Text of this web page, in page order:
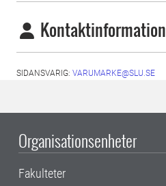
Kontaktinformation
SIDANSVARIG: VARUMARKE@SLU.SE
Organisationsenheter
Fakulteter